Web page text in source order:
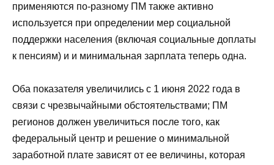
применяются по-разному ПМ также активно
используется при определении мер социальной
поддержки населения (включая социальные доплаты
к пенсиям) и и минимальная зарплата теперь одна.
Оба показателя увеличились с 1 июня 2022 года в
связи с чрезвычайными обстоятельствами; ПМ
регионов должен увеличиться после того, как
федеральный центр и решение о минимальной
заработной плате зависят от ее величины, которая